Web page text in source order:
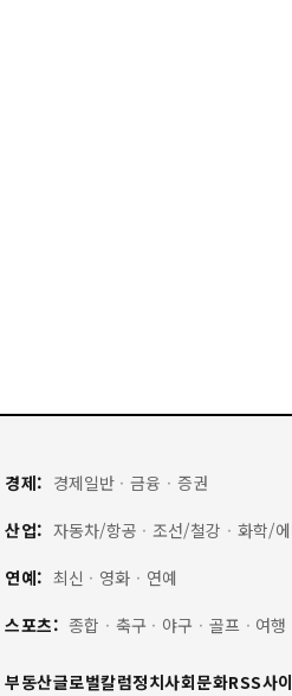
경제: 경제일반 · 금융 · 증권
산업: 자동차/항공 · 조선/철강 · 화학/
연예: 최신 · 영화 · 연예
스포츠: 종합 · 축구 · 야구 · 골프 · 여행
부동산글로벌칼럼정치사회문화RSS사